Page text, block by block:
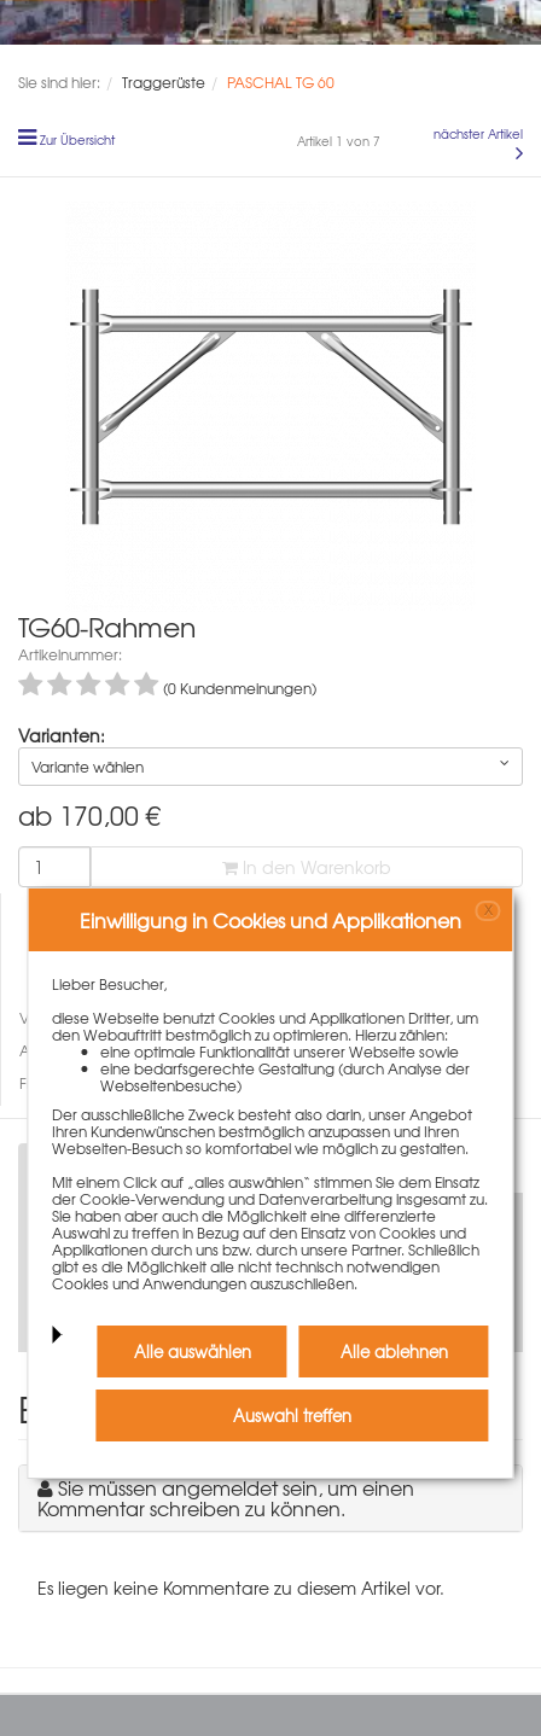
Sie sind hier: Traggerüste PASCHAL TG 60
Zur Übersicht Artikel 1 von 7 nächster Artikel
TG60-Rahmen
Artikelnummer:
(0 Kundenmeinungen)
Varianten:
Variante wählen
ab 170,00 €
In den Warenkorb
Vergleichen
Auf den Merkzettel
Fragen zum Artikel
Jetzt virtuell entdecken
Einen Kommentar schreiben
Sie müssen angemeldet sein, um einen
Kommentar schreiben zu können.
Es liegen keine Kommentare zu diesem Artikel vor.
Einwilligung in Cookies und Applikationen X
Lieber Besucher,
diese Webseite benutzt Cookies und Applikationen Dritter, um
den Webauftritt bestmöglich zu optimieren. Hierzu zählen:
eine optimale Funktionalität unserer Webseite sowie
eine bedarfsgerechte Gestaltung (durch Analyse der
Webseitenbesuche)
Der ausschließliche Zweck besteht also darin, unser Angebot
Ihren Kundenwünschen bestmöglich anzupassen und Ihren
Webseiten-Besuch so komfortabel wie möglich zu gestalten.
Mit einem Click auf „alles auswählen“ stimmen Sie dem Einsatz
der Cookie-Verwendung und Datenverarbeitung insgesamt zu.
Sie haben aber auch die Möglichkeit eine differenzierte
Auswahl zu treffen in Bezug auf den Einsatz von Cookies und
Applikationen durch uns bzw. durch unsere Partner. Schließlich
gibt es die Möglichkeit alle nicht technisch notwendigen
Cookies und Anwendungen auszuschließen.
Alle auswählen Alle ablehnen
Auswahl treffen